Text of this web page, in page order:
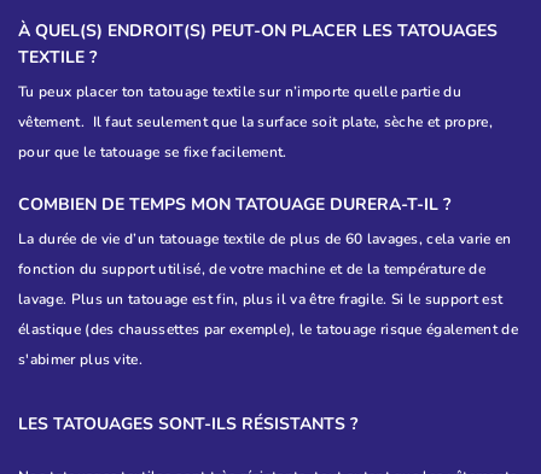
À QUEL(S) ENDROIT(S) PEUT-ON PLACER LES TATOUAGES
TEXTILE ?
Tu peux placer ton tatouage textile sur n’importe quelle partie du
vêtement. Il faut seulement que la surface soit plate, sèche et propre,
pour que le tatouage se fixe facilement.
COMBIEN DE TEMPS MON TATOUAGE DURERA-T-IL ?
La durée de vie d’un tatouage textile de plus de 60 lavages, cela varie en
fonction du support utilisé, de votre machine et de la température de
lavage. Plus un tatouage est fin, plus il va être fragile. Si le support est
élastique (des chaussettes par exemple), le tatouage risque également de
s'abimer plus vite.
LES TATOUAGES SONT-ILS RÉSISTANTS ?